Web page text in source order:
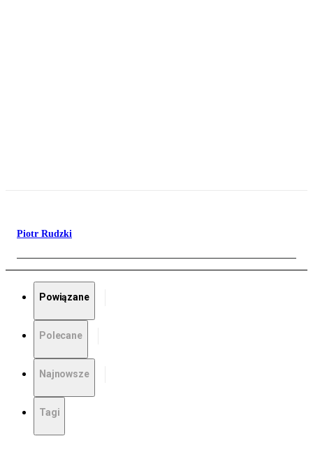
Piotr Rudzki
Powiązane
Polecane
Najnowsze
Tagi